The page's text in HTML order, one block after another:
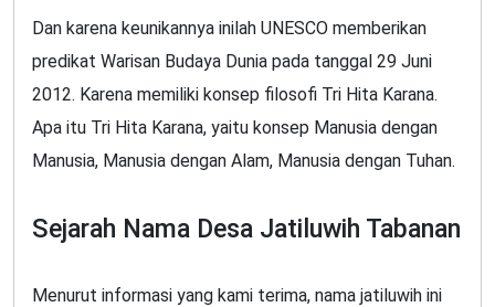
Dan karena keunikannya inilah UNESCO memberikan
predikat Warisan Budaya Dunia pada tanggal 29 Juni
2012. Karena memiliki konsep filosofi Tri Hita Karana.
Apa itu Tri Hita Karana, yaitu konsep Manusia dengan
Manusia, Manusia dengan Alam, Manusia dengan Tuhan.
Sejarah Nama Desa Jatiluwih Tabanan
Menurut informasi yang kami terima, nama jatiluwih ini